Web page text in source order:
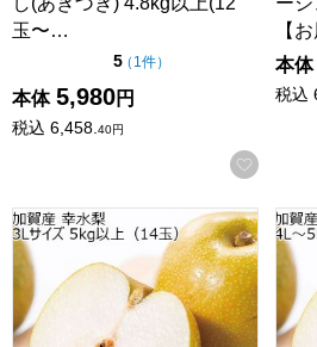
玉〜…
5点（5点満点中）
（ 1件の評価
）
本体 5,980円
税込 6,458.40円
お気に
【
本体
税込
石川県加賀産 幸水梨 3Lサイズ 5kg
石